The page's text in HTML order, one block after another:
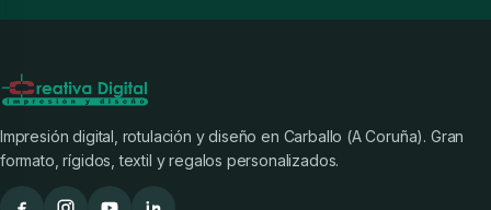
Impresión digital, rotulación y diseño en Carballo (A Coruña). Gran
formato, rígidos, textil y regalos personalizados.